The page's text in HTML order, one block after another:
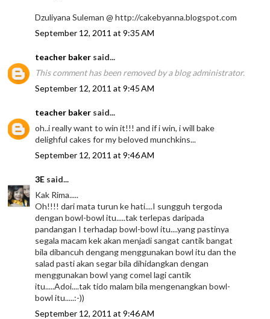
Dzuliyana Suleman @ http://cakebyanna.blogspot.com
September 12, 2011 at 9:35 AM
teacher baker said...
This comment has been removed by a blog administrator.
September 12, 2011 at 9:45 AM
teacher baker said...
oh..i really want to win it!!! and if i win, i will bake
delighful cakes for my beloved munchkins...
September 12, 2011 at 9:46 AM
3E said...
Kak Rima.....
Oh!!!! dari mata turun ke hati....I sungguh tergoda
dengan bowl-bowl itu.....tak terlepas daripada
pandangan I terhadap bowl-bowl itu....yang pastinya
segala macam kek akan menjadi sangat cantik bangat
bila dibancuh dengang menggunakan bowl itu dan the
salad pasti akan segar bila dihidangkan dengan
menggunakan bowl yang comel lagi cantik
itu.....Adoi....tak tido malam bila mengenangkan bowl-
bowl itu.....:-))
September 12, 2011 at 9:46 AM